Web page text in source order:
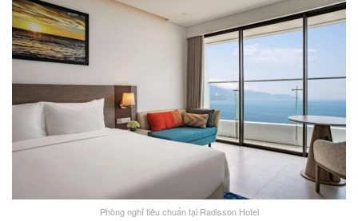
Phòng nghỉ tiêu chuẩn tại Radisson Hotel